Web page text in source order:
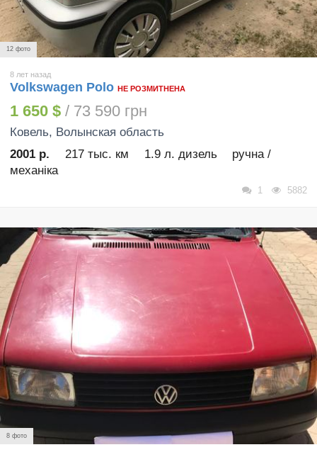
12 фото
8 лет назад
Volkswagen Polo НЕ РОЗМИТНЕНА
1 650 $ / 73 590 грн
Ковель, Волынская область
2001 р.
217 тыс. км 1.9 л. дизель
ручна /
механіка
1 5882
8 фото